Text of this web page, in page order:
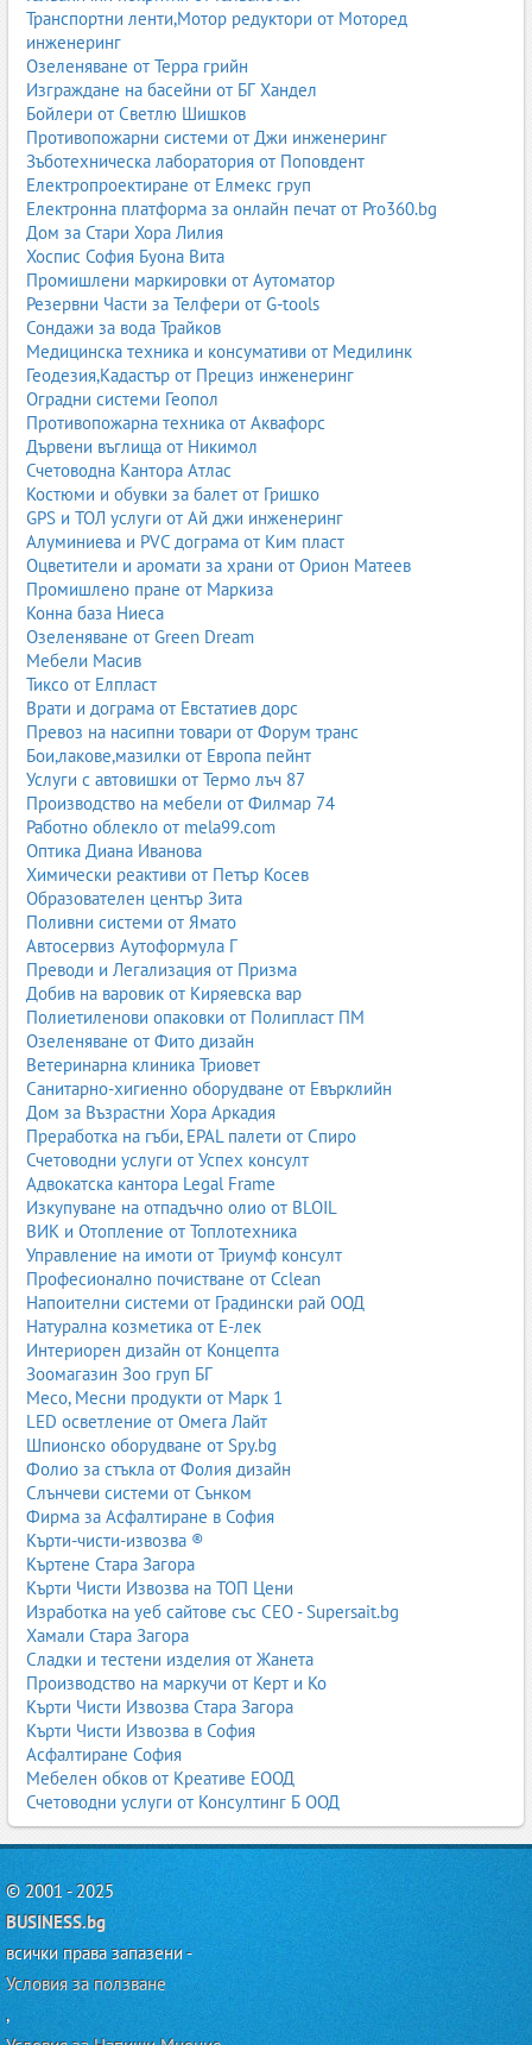
Транспортни ленти,Мотор редуктори от Моторед
инженеринг
Озеленяване от Терра грийн
Изграждане на басейни от БГ Хандел
Бойлери от Светлю Шишков
Противопожарни системи от Джи инженеринг
Зъботехническа лаборатория от Поповдент
Електропроектиране от Елмекс груп
Електронна платформа за онлайн печат от Pro360.bg
Дом за Стари Хора Лилия
Хоспис София Буона Вита
Промишлени маркировки от Аутоматор
Резервни Части за Телфери от G-tools
Сондажи за вода Трайков
Медицинска техника и консумативи от Медилинк
Геодезия,Кадастър от Прециз инженеринг
Оградни системи Геопол
Противопожарна техника от Аквафорс
Дървени въглища от Никимол
Счетоводна Кантора Атлас
Костюми и обувки за балет от Гришко
GPS и ТОЛ услуги от Ай джи инженеринг
Алуминиева и PVC дограма от Ким пласт
Оцветители и аромати за храни от Орион Матеев
Промишлено пране от Маркиза
Конна база Ниеса
Озеленяване от Green Dream
Мебели Масив
Тиксо от Елпласт
Врати и дограма от Евстатиев дорс
Превоз на насипни товари от Форум транс
Бои,лакове,мазилки от Европа пейнт
Услуги с автовишки от Термо лъч 87
Производство на мебели от Филмар 74
Работно облекло от mela99.com
Оптика Диана Иванова
Химически реактиви от Петър Косев
Образователен център Зита
Поливни системи от Ямато
Автосервиз Аутоформула Г
Преводи и Легализация от Призма
Добив на варовик от Киряевска вар
Полиетиленови опаковки от Полипласт ПМ
Озеленяване от Фито дизайн
Ветеринарна клиника Триовет
Санитарно-хигиенно оборудване от Евърклийн
Дом за Възрастни Хора Аркадия
Преработка на гъби, EPAL палети от Спиро
Счетоводни услуги от Успех консулт
Адвокатска кантора Legal Frame
Изкупуване на отпадъчно олио от BLOIL
ВИК и Отопление от Топлотехника
Управление на имоти от Триумф консулт
Професионално почистване от Cclean
Напоителни системи от Градински рай ООД
Натурална козметика от Е-лек
Интериорен дизайн от Концепта
Зоомагазин Зоо груп БГ
Месо, Месни продукти от Марк 1
LED осветление от Омега Лайт
Шпионско оборудване от Spy.bg
Фолио за стъкла от Фолия дизайн
Слънчеви системи от Сънком
Фирма за Асфалтиране в София
Кърти-чисти-извозва ®
Къртене Стара Загора
Кърти Чисти Извозва на ТОП Цени
Изработка на уеб сайтове със СЕО - Supersait.bg
Хамали Стара Загора
Сладки и тестени изделия от Жанета
Производство на маркучи от Керт и Ко
Кърти Чисти Извозва Стара Загора
Кърти Чисти Извозва в София
Асфалтиране София
Мебелен обков от Креативе ЕООД
Счетоводни услуги от Консултинг Б ООД
© 2001 - 2025
BUSINESS.bg
всички права запазени -
Условия за ползване
,